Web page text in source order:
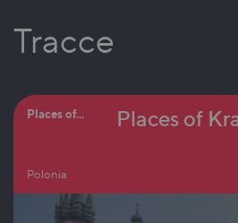
Tracce
Places of...
Polonia
Places of